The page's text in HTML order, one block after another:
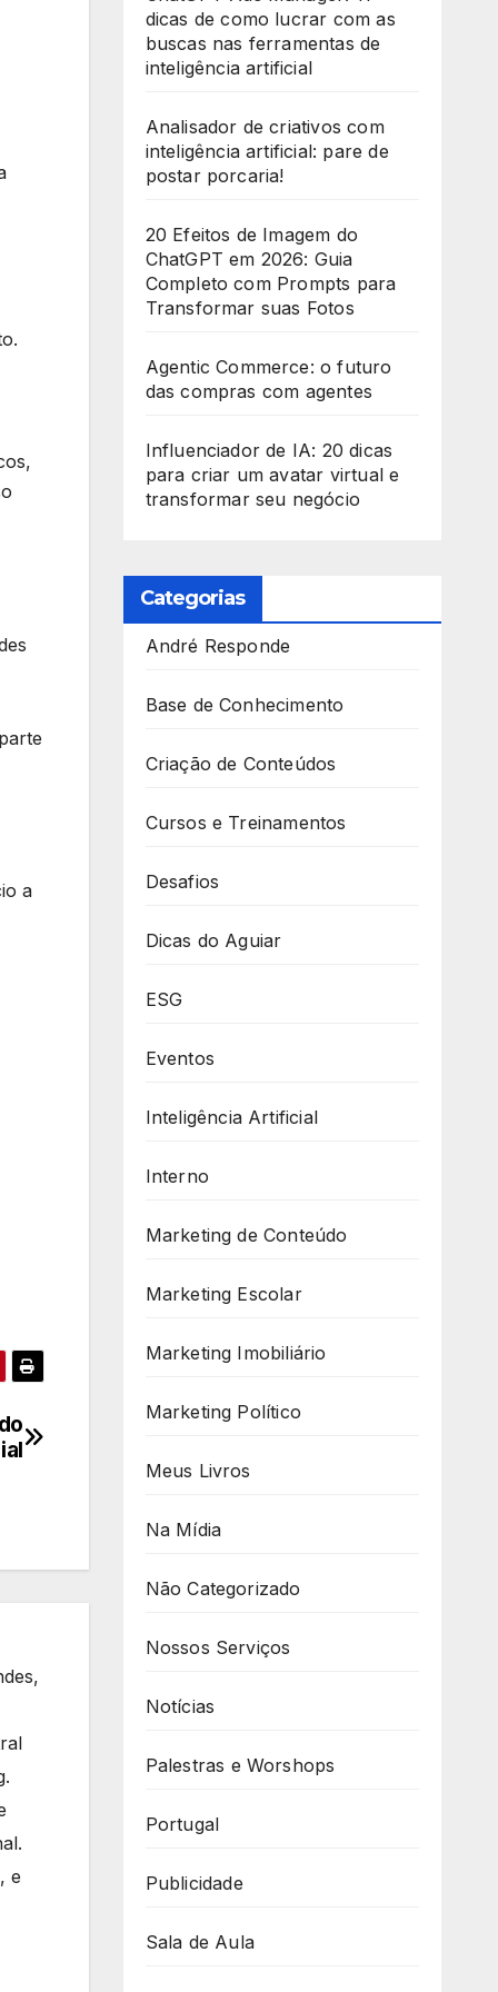
a
e
+
1
dicas de como lucrar com as
buscas nas ferramentas de
inteligência artificial
Analisador de criativos com
inteligência artificial: pare de
postar porcaria!
20 Efeitos de Imagem do
ChatGPT em 2026: Guia
Completo com Prompts para
Transformar suas Fotos
Agentic Commerce: o futuro
das compras com agentes
Influenciador de IA: 20 dicas
para criar um avatar virtual e
transformar seu negócio
Categorias
André Responde
Base de Conhecimento
Criação de Conteúdos
Cursos e Treinamentos
Desafios
Dicas do Aguiar
ESG
Eventos
Inteligência Artificial
Interno
Marketing de Conteúdo
Marketing Escolar
Marketing Imobiliário
Marketing Político
Meus Livros
Na Mídia
Não Categorizado
Nossos Serviços
Notícias
Palestras e Worshops
Portugal
Publicidade
Sala de Aula